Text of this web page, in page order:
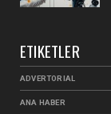
ETIKETLER
ADVERTORIAL
ANA HABER